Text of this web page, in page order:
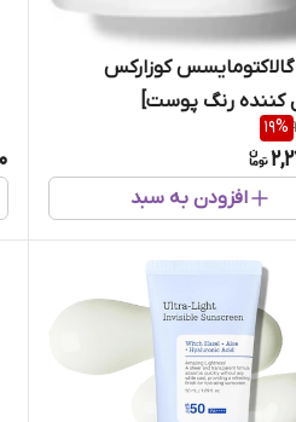
کوزارکس
کننده رنگ پوست]
19%
افزودن به سبد